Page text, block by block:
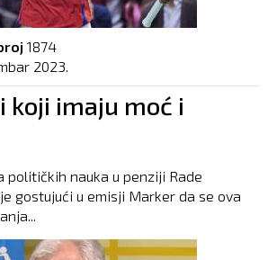
1874
2023.
koji imaju moć i
političkih nauka u penziji Rade
gostujući u emisji Marker da se ova